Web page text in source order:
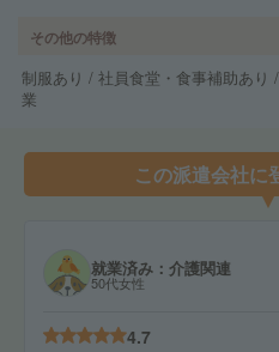
その他の特徴
制服あり / 社員食堂・食事補助あ
業
この派遣会社に
就業済み：介護関連
50代女性
4.7